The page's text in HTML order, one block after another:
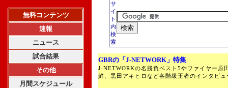
無料コンテンツ
速報
ニュース
試合結果
その他
月間スケジュール
サ
イ
ト
内
検
索
GBRの「J-NETWORK」特集
J-NETWORKの名勝負ベスト5やファイヤー原
鮮、黒田アキヒロなど各階級王者のインタビュ